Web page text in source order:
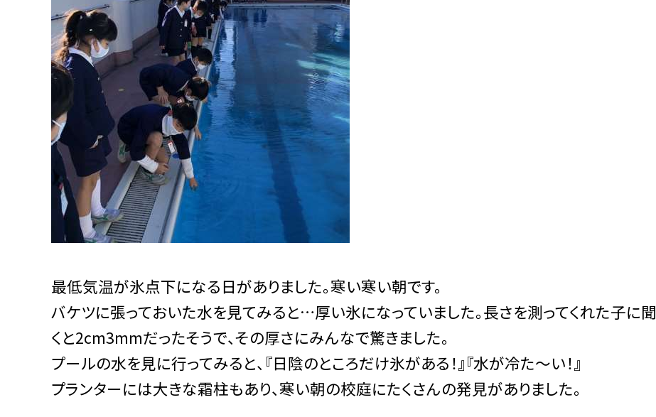
最低気温が氷点下になる日がありました。寒い寒い朝です。
バケツに張っておいた水を見てみると…厚い氷になっていました。長さを測ってくれた子に聞
くと2cm3mmだったそうで、その厚さにみんなで驚きました。
プールの水を見に行ってみると、『日陰のところだけ氷がある！』『水が冷た〜い！』
プランターには大きな霜柱もあり、寒い朝の校庭にたくさんの発見がありました。